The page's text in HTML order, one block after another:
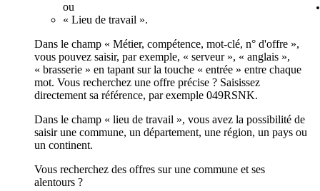
ou
« Lieu de travail ».
Dans le champ « Métier, compétence, mot-clé, n° d'offre »,
vous pouvez saisir, par exemple, « serveur », « anglais »,
« brasserie » en tapant sur la touche « entrée » entre chaque
mot. Vous recherchez une offre précise ? Saisissez
directement sa référence, par exemple 049RSNK.
Dans le champ « lieu de travail », vous avez la possibilité de
saisir une commune, un département, une région, un pays ou
un continent.
Vous recherchez des offres sur une commune et ses
alentours ?